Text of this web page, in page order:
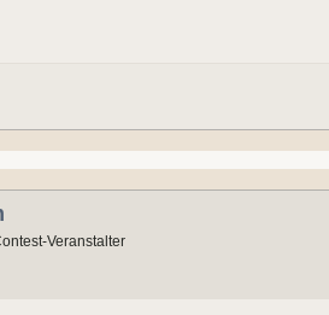
Veranstalter